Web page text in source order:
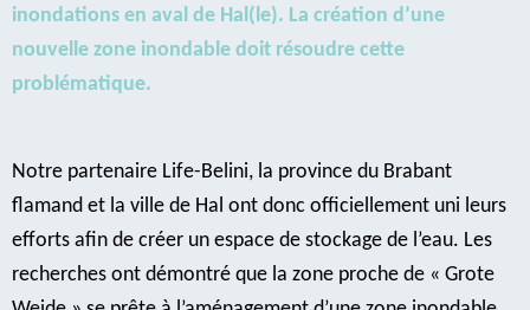
inondations en aval de Hal(le). La création d’une
nouvelle zone inondable doit résoudre cette
problématique.
Notre partenaire Life-Belini, la province du Brabant
flamand et la ville de Hal ont donc officiellement uni leurs
efforts afin de créer un espace de stockage de l’eau. Les
recherches ont démontré que la zone proche de « Grote